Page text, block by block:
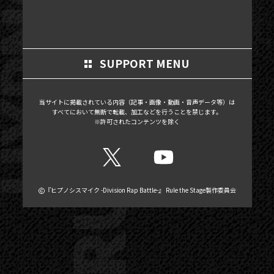
MAIL MAGAZINE / BIRTHDAY MAIL
MY PAGE
MEMBER'S CARD
SUPPORT MENU
当サイトに掲載されている内容（記事・画像・動画・音声データ等）は
すべてにおいて無断で転載、加工などを行うことを禁じます。
※許可されたコンテンツを除く
『ヒプノシスマイク -Division Rap Battle-』 Rule the Stage製作委員会